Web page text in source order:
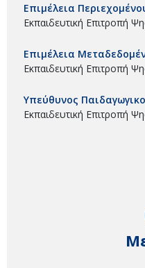
Επιμέλεια
Εκπαιδευτική Επιτροπή
Επιμέλεια
Εκπαιδευτική Επιτροπή
Υπεύθυνος
Εκπαιδευτική Επιτροπή